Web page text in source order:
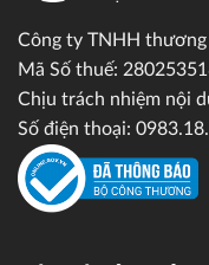
Công ty TNHH
Mã Số thuế:
Chịu trách nhiệm nội
Số điện thoại: